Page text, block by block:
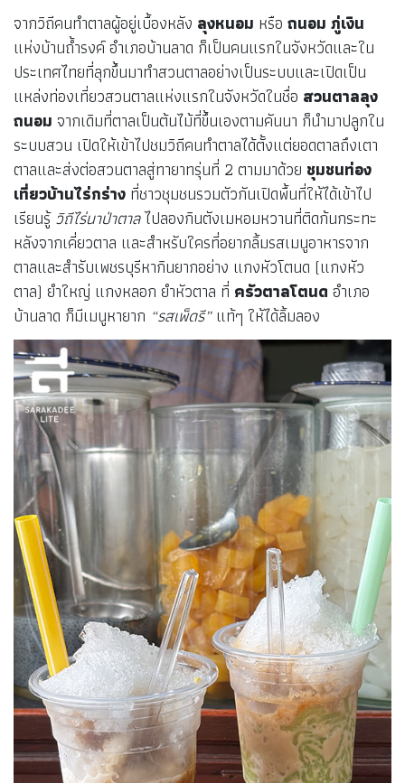
จากวิถีคนทำตาลผู้อยู่เบื้องหลัง ลุงหนอม หรือ ถนอม ภู่เงิน
แห่งบ้านถ้ำรงค์ อำเภอบ้านลาด ก็เป็นคนแรกในจังหวัดและใน
ประเทศไทยที่ลุกขึ้นมาทำสวนตาลอย่างเป็นระบบและเปิดเป็น
แหล่งท่องเที่ยวสวนตาลแห่งแรกในจังหวัดในชื่อ สวนตาลลุง
ถนอม จากเดิมที่ตาลเป็นต้นไม้ที่ขึ้นเองตามคันนา ก็นำมาปลูกใน
ระบบสวน เปิดให้เข้าไปชมวิถีคนทำตาลได้ตั้งแต่ยอดตาลถึงเตา
ตาลและส่งต่อสวนตาลสู่ทายาทรุ่นที่ 2 ตามมาด้วย ชุมชนท่อง
เที่ยวบ้านไร่กร่าง ที่ชาวชุมชนรวมตัวกันเปิดพื้นที่ให้ได้เข้าไป
เรียนรู้วิถีไร่นาป่าตาลไปลองกินตังเมหอมหวานที่ติดก้นกระทะ
หลังจากเคี่ยวตาล และสำหรับใครที่อยากลิ้มรสเมนูอาหารจาก
ตาลและสำรับเพชรบุรีหากินยากอย่าง แกงหัวโตนด (แกงหัว
ตาล) ยำใหญ่ แกงหลอก ยำหัวตาล ที่ ครัวตาลโตนด อำเภอ
บ้านลาด ก็มีเมนูหายาก “รสเพ็ดรี”แท้ๆ ให้ได้ลิ้มลอง